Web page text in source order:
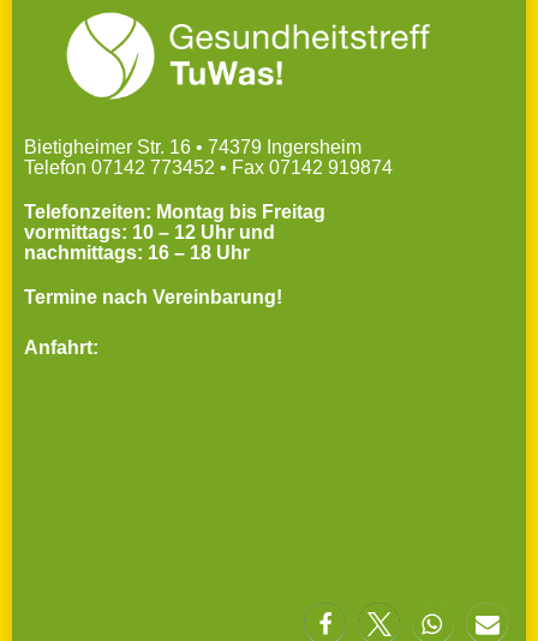
Bietigheimer Str. 16 • 74379 Ingersheim
Telefon 07142 773452 • Fax 07142 919874
Telefonzeiten: Montag bis Freitag
vormittags: 10 – 12 Uhr und
nachmittags: 16 – 18 Uhr
Termine nach Vereinbarung!
Anfahrt: